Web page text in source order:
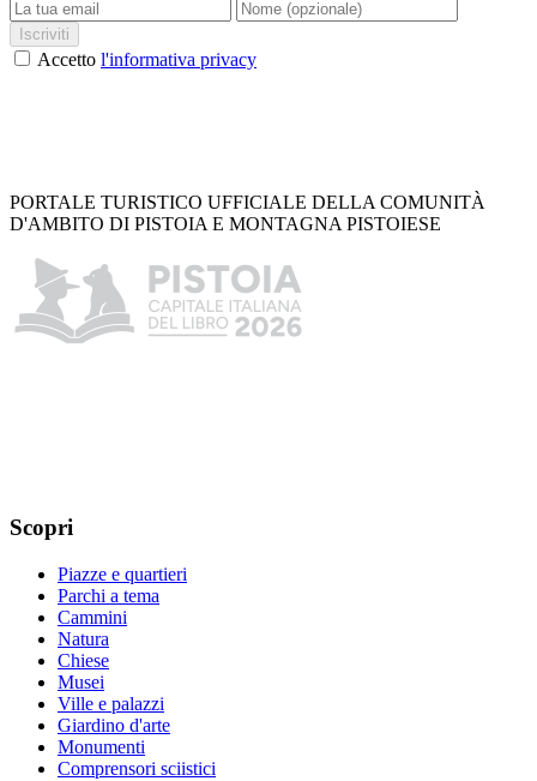
Iscriviti
Accetto l'informativa privacy
PORTALE TURISTICO UFFICIALE DELLA COMUNITÀ
D'AMBITO DI PISTOIA E MONTAGNA PISTOIESE
Scopri
Piazze e quartieri
Parchi a tema
Cammini
Natura
Chiese
Musei
Ville e palazzi
Giardino d'arte
Monumenti
Comprensori sciistici